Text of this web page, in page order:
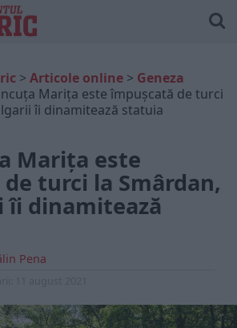
> Articole online > Geneza
Marița este împușcată de turci
îi dinamitează statuia
Marița este
turci la Smârdan,
îi dinamitează
Pena